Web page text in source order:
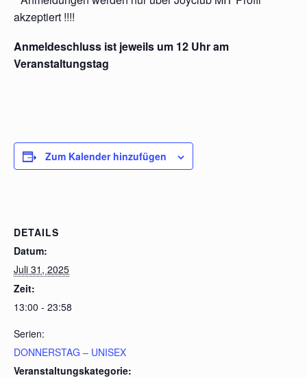
akzeptiert !!!!
Anmeldeschluss ist jeweils um 12 Uhr am
Veranstaltungstag
Zum Kalender hinzufügen
DETAILS
Datum:
Juli 31, 2025
Zeit:
13:00 - 23:58
Serien:
DONNERSTAG – UNISEX
Veranstaltungskategorie: